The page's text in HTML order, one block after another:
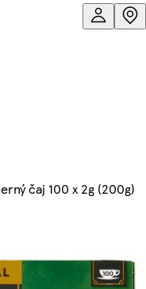
čaj 100 x 2g (200g)